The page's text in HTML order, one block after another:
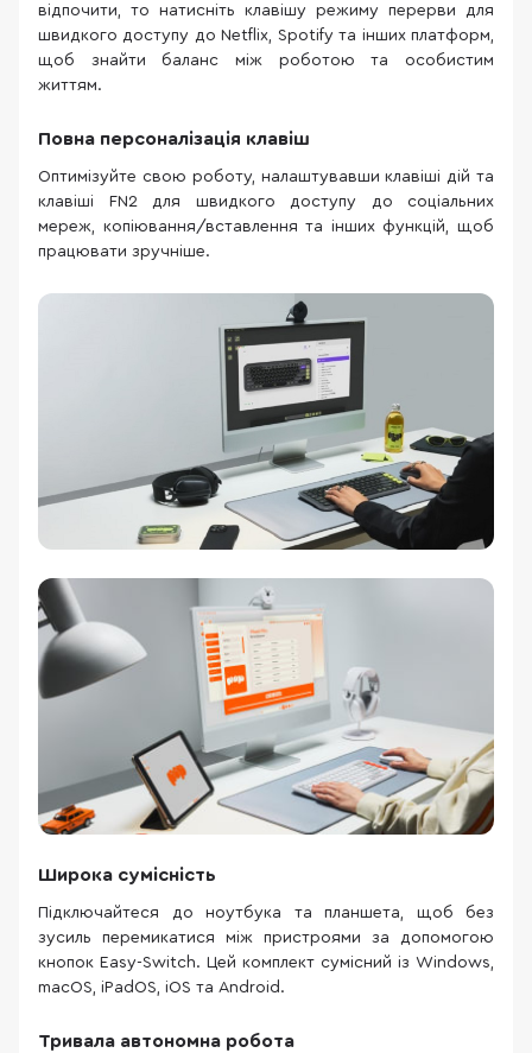
відпочити, то натисніть клавішу режиму перерви для
швидкого доступу до Netflix, Spotify та інших платформ,
щоб знайти баланс між роботою та особистим
життям.
Повна персоналізація клавіш
Оптимізуйте свою роботу, налаштувавши клавіші дій та
клавіші FN2 для швидкого доступу до соціальних
мереж, копіювання/вставлення та інших функцій, щоб
працювати зручніше.
Широка сумісність
Підключайтеся до ноутбука та планшета, щоб без
зусиль перемикатися між пристроями за допомогою
кнопок Easy-Switch. Цей комплект сумісний із Windows,
macOS, iPadOS, iOS та Android.
Тривала автономна робота